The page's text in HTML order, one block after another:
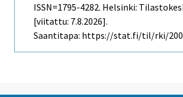
ISSN=1795-4282. Helsinki:
[viitattu: 7.8.2026].
Saantitapa: https://stat.fi/til/rki/